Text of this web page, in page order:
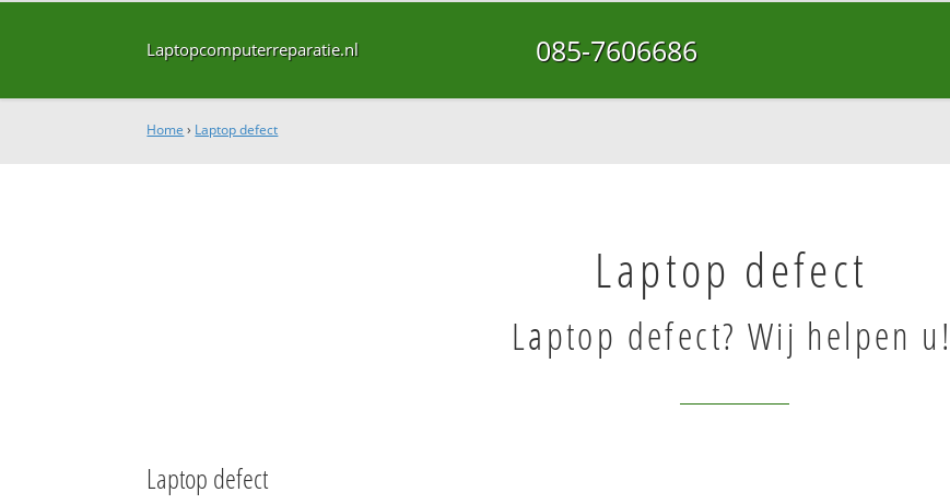
Laptopcomputerreparatie.nl 085-7606686
Home › Laptop defect
Laptop defect
Laptop defect? Wij helpen u!
Laptop defect